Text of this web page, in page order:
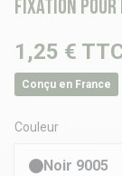
Fixation pour
1,25 €
Conçu en France
Couleur
Noir 9005